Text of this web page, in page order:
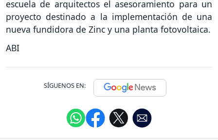
escuela de arquitectos el asesoramiento para un
proyecto destinado a la implementación de una
nueva fundidora de Zinc y una planta fotovoltaica.
ABI
SÍGUENOS EN: